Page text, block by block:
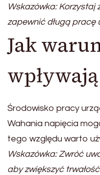
Wskazówka: Korzystaj
zapewnić długą pracę
Jak
Środowisko pracy
Wahania napięcia
tego względu warto
Wskazówka: Zwróć
aby zwiększyć